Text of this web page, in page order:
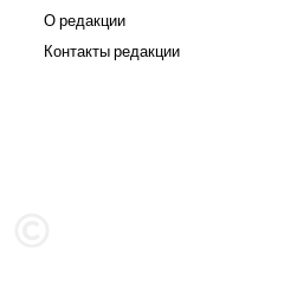
О редакции
Контакты редакции